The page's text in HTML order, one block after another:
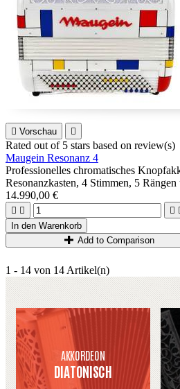
 Vorschau 
Rated out of 5 stars based on review(s)
Maugein Resonanz 4
Professionelles chromatisches
Resonanzkasten, 4 Stimmen, 5 Rängen
Hergestellt in der reinen Maugein -
Musik, Holzetui ...
Ideal für fortgeschrittene oder
vielseitiges Akkordeon suchen (Jazz,
Möglichkeiten)
14.990,00 €
  
In den Warenkorb
Add to Comparison
1 - 14 von 14 Artikel(n)
AKKORDEON
DIATONISCH